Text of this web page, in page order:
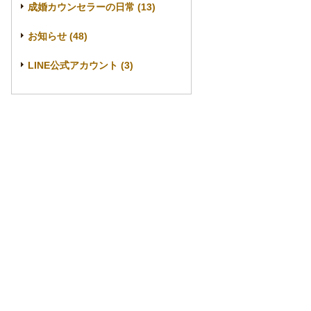
成婚カウンセラーの日常 (13)
お知らせ (48)
LINE公式アカウント (3)